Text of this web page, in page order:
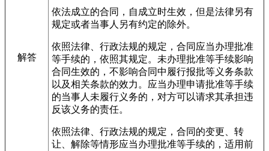
解答
依法成立的合同，自成立时生效，但是法律另有
规定或者当事人另有约定的除外。
依照法律、行政法规的规定，合同应当办理批准
等手续的，依照其规定。未办理批准等手续影响
合同生效的，不影响合同中履行报批等义务条款
以及相关条款的效力。应当办理申请批准等手续
的当事人未履行义务的，对方可以请求其承担违
反该义务的责任。
依照法律、行政法规的规定，合同的变更、转
让、解除等情形应当办理批准等手续的，适用前